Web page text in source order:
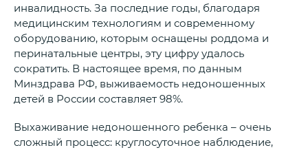
инвалидность. За последние годы, благодаря
медицинским технологиям и современному
оборудованию, которым оснащены роддома и
перинатальные центры, эту цифру удалось
сократить. В настоящее время, по данным
Минздрава РФ, выживаемость недоношенных
детей в России составляет 98%.
Выхаживание недоношенного ребенка – очень
сложный процесс: круглосуточное наблюдение,